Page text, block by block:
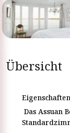
Übersicht
Das Assuan